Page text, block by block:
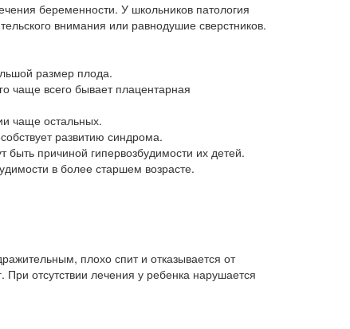
беременности. У школьников патология
внимания или равнодушие сверстников.
размер плода.
чаще всего бывает плацентарная
чаще остальных.
развитию синдрома.
быть причиной гипервозбудимости их детей.
в более старшем возрасте.
плохо спит и отказывается от
отсутствии лечения у ребенка нарушается